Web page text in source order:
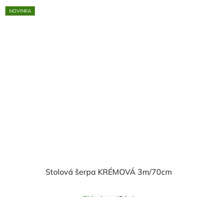
NOVINKA
Stolová šerpa KRÉMOVÁ 3m/70cm